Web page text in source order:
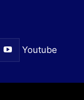
Youtube